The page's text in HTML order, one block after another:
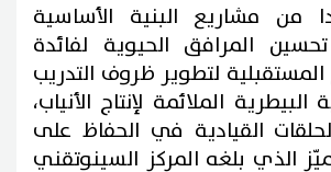
من مشاريع البنية الأساسية
المرافق الحيوية لفائدة
المستقبلية لتطوير ظروف التدريب
البيطرية الملائمة لإنتاج الأنياب،
القيادية في الحفاظ على
الذي بلغه المركز السينوتقني